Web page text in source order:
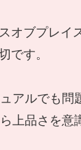
オブプレイ
です。
アルでも問
上品さを意